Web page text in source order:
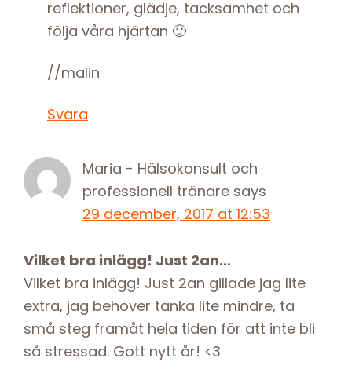
reflektioner, glädje, tacksamhet och
följa våra hjärtan 🙂
//malin
Svara
Maria - Hälsokonsult och
professionell tränare says
29 december, 2017 at 12:53
Vilket bra inlägg! Just 2an…
Vilket bra inlägg! Just 2an gillade jag lite
extra, jag behöver tänka lite mindre, ta
små steg framåt hela tiden för att inte bli
så stressad. Gott nytt år! <3